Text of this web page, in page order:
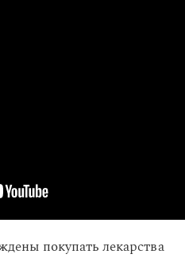
покупать лекарства